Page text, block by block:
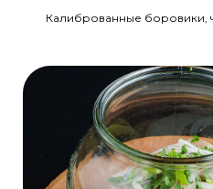
Калиброванные боровики,